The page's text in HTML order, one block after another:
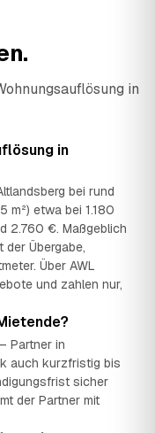
in
in
bei rund
m²) etwa bei 1.180
2.760 €. Maßgeblich
der Übergabe,
Über AWL
und zahlen nur,
Partner in
auch kurzfristig bis
sicher
der Partner mit